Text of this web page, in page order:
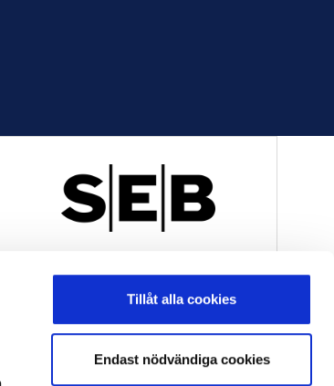
Tillåt alla cookies
Endast nödvändiga cookies